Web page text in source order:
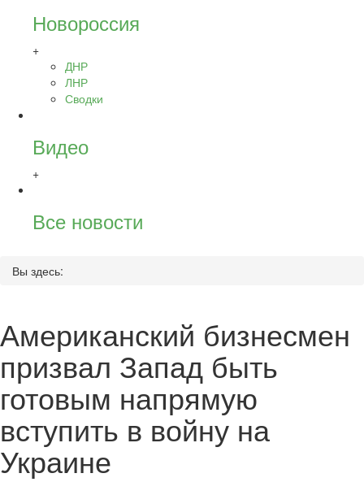
Новороссия
+
ДНР
ЛНР
Сводки
Видео
+
Все новости
Вы здесь:
Американский бизнесмен
призвал Запад быть
готовым напрямую
вступить в войну на
Украине